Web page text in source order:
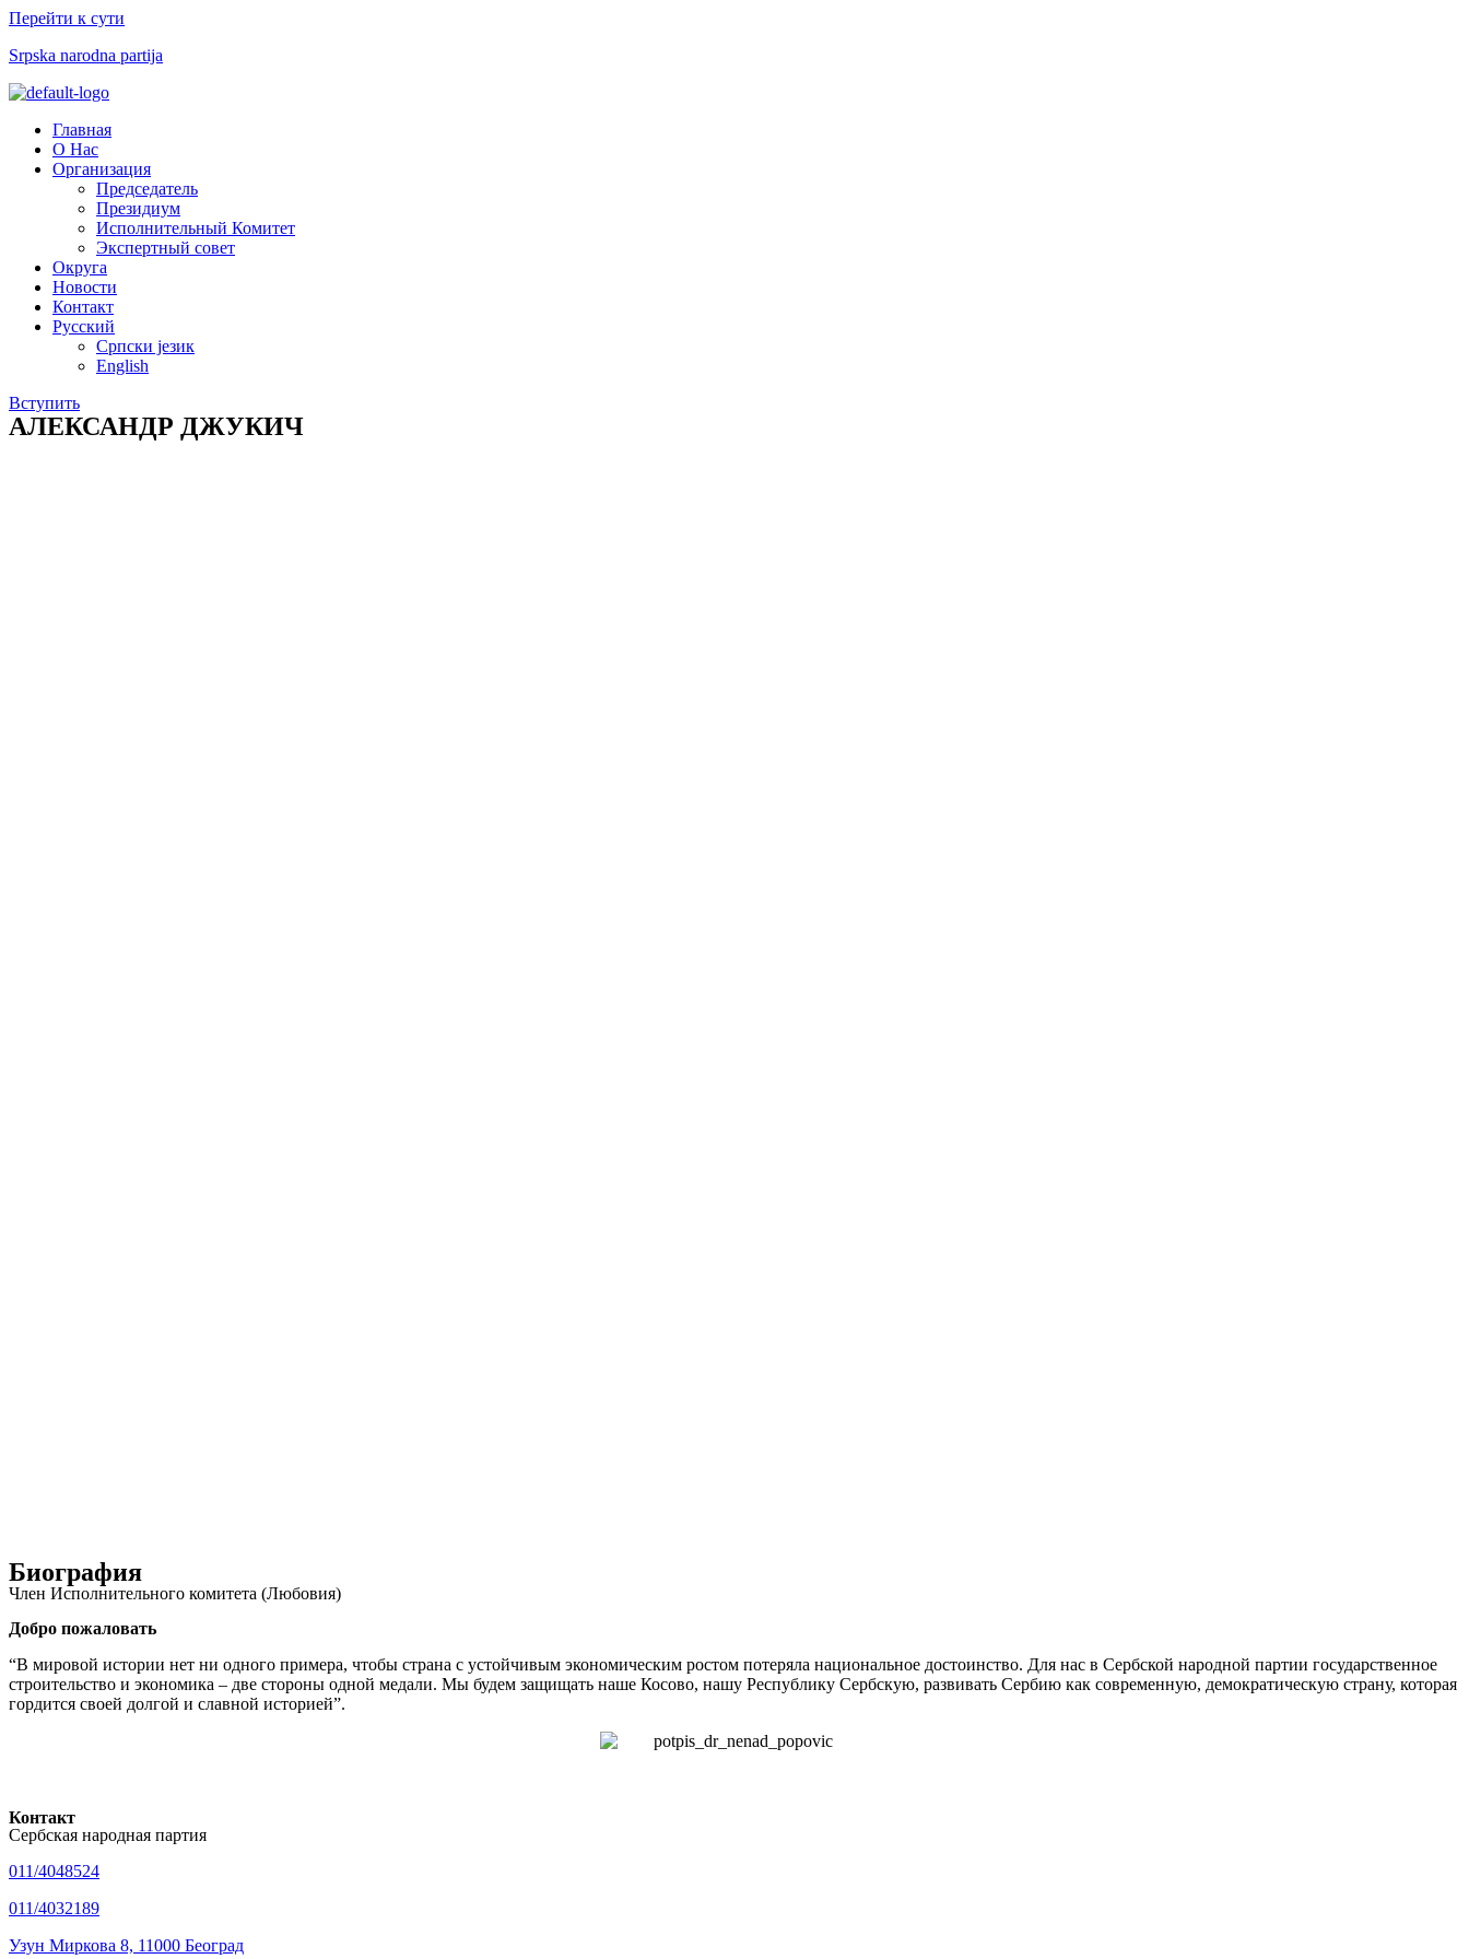
Перейти к сути
Srpska narodna partija
МенюГлавная
О Нас
Организация
Председатель
Президиум
Исполнительный Комитет
Экспертный совет​
Округа
Новости
Контакт
Русский
Српски језик
English
Вступить
АЛЕКСАНДР ДЖУКИЧ
Биография
Член Исполнительного комитета (Любовия)
Добро пожаловать
“В мировой истории нет ни одного примера, чтобы страна с устойчивым экономическим ростом потеряла национальное достоинство. Для нас в Сербской народной партии государственное
строительство и экономика – две стороны одной медали. Мы будем защищать наше Косово, нашу Республику Сербскую, развивать Сербию как современную, демократическую страну, которая
гордится своей долгой и славной историей”.
Контакт
Сербская народная партия
011/4048524
011/4032189
Узун Миркова 8, 11000 Београд